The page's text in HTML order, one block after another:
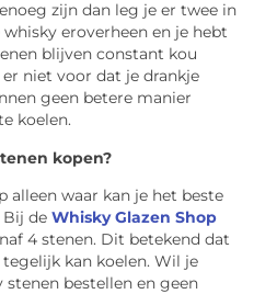
zijn dan leg je er twee in
eroverheen en je hebt
blijven constant kou
niet voor dat je drankje
geen betere manier
koelen.
kopen?
alleen waar kan je het beste
Bij de Whisky Glazen Shop
4 stenen. Dit betekend dat
kan koelen. Wil je
stenen bestellen en geen